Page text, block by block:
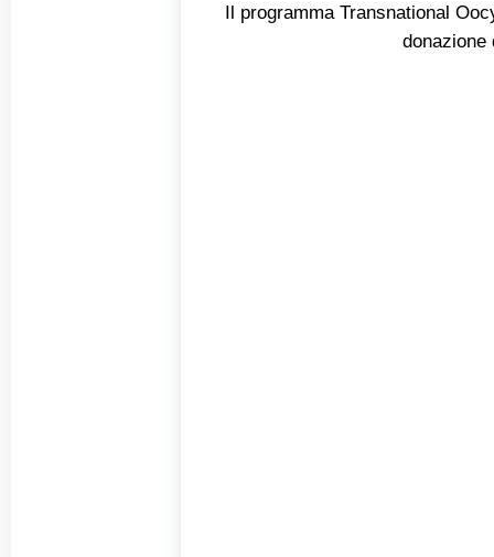
Il programma Transnational